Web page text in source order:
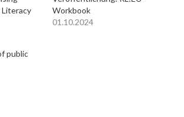
Literacy
Workbook
01.10.2024
public